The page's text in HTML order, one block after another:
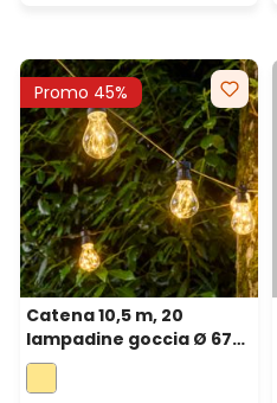
Promo 45%
Catena 10,5 m, 20
lampadine goccia Ø 67
mm, 200 microled
bianco caldo, cavo nero